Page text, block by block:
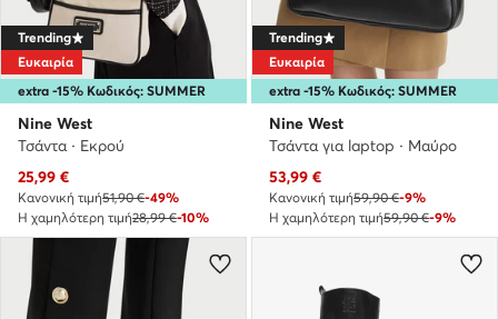
extra -15% Κωδικός: SUMMER
Trending
Ευκαιρία
Nine West
Τσάντα · Εκρού
Τρέχουσα τιμή
25,99 €
Κανονική τιμή51,90 €-49%
Η χαμηλότερη τιμή28,99 €-10%
extra -15% Κωδικός: SUMMER
Trending
Ευκαιρία
Nine West
Τσάντα για laptop · Μαύρο
Τρέχουσα τιμή
53,99 €
Κανονική τιμή59,90 €-9%
Η χαμηλότερη τιμή59,90 €-9%